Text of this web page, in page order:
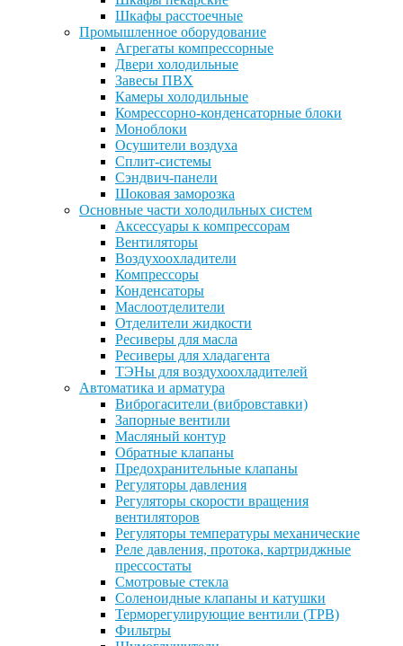
Шкафы расстоечные
Промышленное оборудование
Агрегаты компрессорные
Двери холодильные
Завесы ПВХ
Камеры холодильные
Комрессорно-конденсаторные блоки
Моноблоки
Осушители воздуха
Сплит-системы
Сэндвич-панели
Шоковая заморозка
Основные части холодильных систем
Аксессуары к компрессорам
Вентиляторы
Воздухоохладители
Компрессоры
Конденсаторы
Маслоотделители
Отделители жидкости
Ресиверы для масла
Ресиверы для хладагента
ТЭНы для воздухоохладителей
Автоматика и арматура
Виброгасители (вибровставки)
Запорные вентили
Масляный контур
Обратные клапаны
Предохранительные клапаны
Регуляторы давления
Регуляторы скорости вращения
вентиляторов
Регуляторы температуры механические
Реле давления, протока, картриджные
прессостаты
Смотровые стекла
Соленоидные клапаны и катушки
Терморегулирующие вентили (ТРВ)
Фильтры